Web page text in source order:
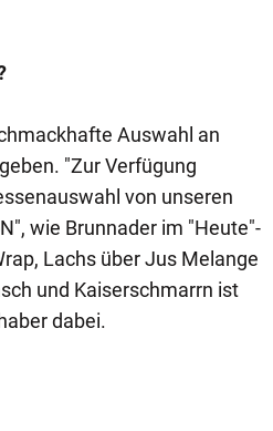
Auswahl an
"Zur Verfügung
von unseren
wie Brunnader im "Heute"-
Lachs über Jus Melange
und Kaiserschmarrn ist
dabei.